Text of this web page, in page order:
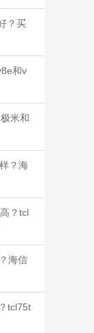
？买
和v
米和
？海
？tcl
海信
tcl75t